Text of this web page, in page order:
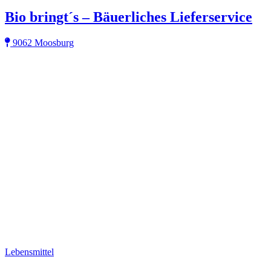
Bio bringt´s – Bäuerliches Lieferservice
9062 Moosburg
Lebensmittel